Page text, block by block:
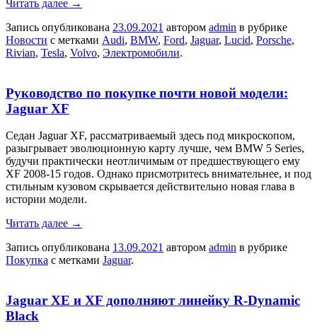
Читать далее →
Запись опубликована 23.09.2021 автором admin в рубрике
Новости с метками Audi, BMW, Ford, Jaguar, Lucid, Porsche,
Rivian, Tesla, Volvo, Электромобили.
Руководство по покупке почти новой модели:
Jaguar XF
Седан Jaguar XF, рассматриваемый здесь под микроскопом,
разыгрывает эволюционную карту лучше, чем BMW 5 Series,
будучи практически неотличимым от предшествующего ему
XF 2008-15 годов. Однако присмотритесь внимательнее, и под
стильным кузовом скрывается действительно новая глава в
истории модели.
Читать далее →
Запись опубликована 13.09.2021 автором admin в рубрике
Покупка с метками Jaguar.
Jaguar XE и XF дополняют линейку R-Dynamic
Black